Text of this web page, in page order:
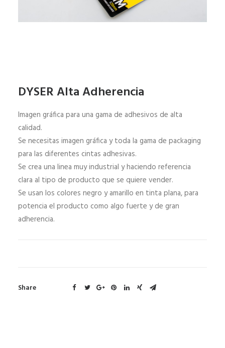
DYSER Alta Adherencia
Imagen gráfica para una gama de adhesivos de alta
calidad.
Se necesitas imagen gráfica y toda la gama de packaging
para las diferentes cintas adhesivas.
Se crea una linea muy industrial y haciendo referencia
clara al tipo de producto que se quiere vender.
Se usan los colores negro y amarillo en tinta plana, para
potencia el producto como algo fuerte y de gran
adherencia.
Share